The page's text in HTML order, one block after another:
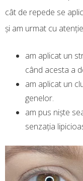
cât de repede se
și am urmat cu
am aplicat un
când acesta a
am aplicat un
genelor.
am pus niște
senzația